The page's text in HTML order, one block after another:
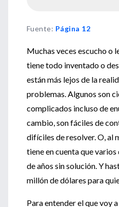
Fuente: Página 12
Muchas veces escucho o
tiene todo inventado o
están más lejos de la
problemas. Algunos son
complicados incluso de
cambio, son fáciles de
difíciles de resolver. O, al
tiene en cuenta que
de años sin solución. Y
millón de dólares para
Para entender el que voy